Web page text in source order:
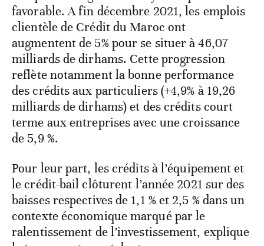
favorable. A fin décembre 2021, les emplois
clientèle de Crédit du Maroc ont
augmentent de 5% pour se situer à 46,07
milliards de dirhams. Cette progression
reflète notamment la bonne performance
des crédits aux particuliers (+4,9% à 19,26
milliards de dirhams) et des crédits court
terme aux entreprises avec une croissance
de 5,9 %.
Pour leur part, les crédits à l’équipement et
le crédit-bail clôturent l’année 2021 sur des
baisses respectives de 1,1 % et 2,5 % dans un
contexte économique marqué par le
ralentissement de l’investissement, explique